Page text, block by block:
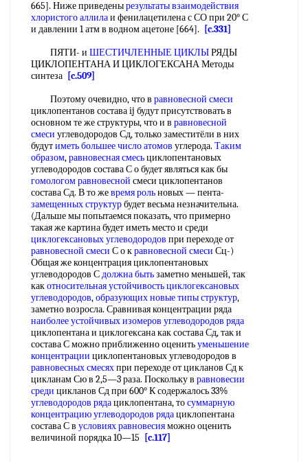
665]. Ниже приведенырезультаты взаимодействия
хлористого аллилаи фенилацетилена с СО при 20° С
и давлении 1 атм в водном ацетоне [664].
[c.331]
ПЯТИ- и ШЕСТИЧЛЕННЫЕ ЦИКЛЫРЯДЫ
ЦИКЛОПЕНТАНА И ЦИКЛОГЕКСАНА Методы
синтеза [c.509]
Поэтому очевидно, что в равновесной смеси
циклопентанов состава ij будут присутствовать в
основном те же структуры, что и в равновесной
смеси углеводородов Сд, только заместитёли в них
будутиметь большеечисло атомов углерода. Таким
образом,равновесная смесьциклопентановых
углеводородов состава С о будет являться как бы
гомологом равновесной смеси циклопентанов
состава Сд. В то жевремя рольновых — пента-
замещенных структурбудет весьма незначительна.
(Дальше мы попытаемся показать, что примерно
такая же картина будет иметь место и среди
циклогексановых углеводородов при переходе от
равновесной смеси С о кравновесной смеси Сц-)
Общая же концентрация циклопентановых
углеводородов Сдолжна бытьзаметно меньшей, так
какотносительная устойчивостьциклогексановых
углеводородов,образующих новыетипы структур,
заметно возросла. Сравнивая концентрации ряда
наиболее устойчивыхизомеров углеводородов ряда
циклопентана и циклогексана как состава Сд, так и
состава С можно приближенно оценитьуменьшение
концентрации циклопентановых углеводородов в
равновесных смесяхпри переходе от цикланов Сд к
цикланам Сю в 2,5—3 раза. Поскольку в равновесии
среди цикланов Сд при 600° К содержалось 33%
углеводородов рядациклопентана, тосуммарную
концентрациюуглеводородов рядациклопентана
состава С в условиях равновесияможно оценить
величиной порядка 10—15
[c.117]